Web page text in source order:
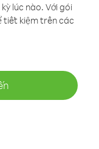
lúc nào. Với gói
tiết kiệm trên các